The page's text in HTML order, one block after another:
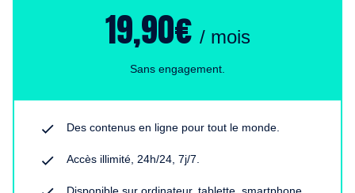
19,90€ / mois
Sans engagement.
Des contenus en ligne pour tout le monde.
Accès illimité, 24h/24, 7j/7.